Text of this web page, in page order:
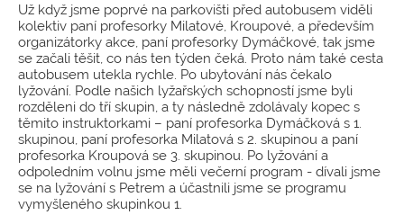
Už když jsme poprvé na parkovišti před autobusem viděli
kolektiv paní profesorky Milatové, Kroupové, a především
organizátorky akce, paní profesorky Dymáčkové, tak jsme
se začali těšit, co nás ten týden čeká. Proto nám také cesta
autobusem utekla rychle. Po ubytování nás čekalo
lyžování. Podle našich lyžařských schopností jsme byli
rozděleni do tří skupin, a ty následně zdolávaly kopec s
těmito instruktorkami – paní profesorka Dymáčková s 1.
skupinou, paní profesorka Milatová s 2. skupinou a paní
profesorka Kroupová se 3. skupinou. Po lyžování a
odpoledním volnu jsme měli večerní program - dívali jsme
se na lyžování s Petrem a účastnili jsme se programu
vymyšleného skupinkou 1.